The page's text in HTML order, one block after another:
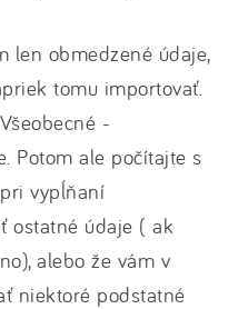
len obmedzené údaje,
tomu importovať.
-
Potom ale počítajte s
vypĺňaní
ostatné údaje ( ak
alebo že vám v
niektoré podstatné